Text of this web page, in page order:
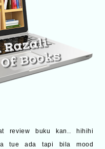
review buku kan.. hihihi
tue ada tapi bila mood